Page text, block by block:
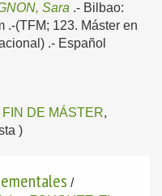
Sara .- Bilbao:
.-(TFM; 123. Máster en
.- Español
DE MÁSTER,
)
/